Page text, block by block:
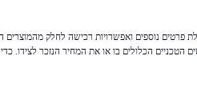
נוספים ואפשרויות רכישה לחלק מהמוצרים
הכלולים בו או את המחיר הנזכר לצידו.